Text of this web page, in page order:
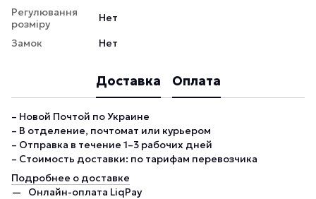
Регулювання
розміру
Нет
Замок
Нет
Доставка Оплата
– Новой Почтой по Украине
– В отделение, почтомат или курьером
– Отправка в течение 1–3 рабочих дней
– Стоимость доставки: по тарифам перевозчика
Подробнее о доставке
Онлайн-оплата LiqPay